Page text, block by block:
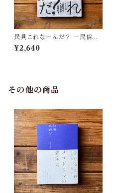
民具これなーんだ？ ―民俗学
者・宮本常一が美術大学に遺
した民具コレクション | 加藤幸
¥2,640
その他の商品